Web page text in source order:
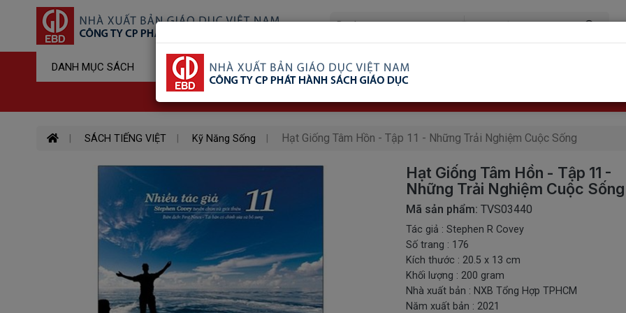
DANH MỤC SÁCH Sản Phẩm Đã Xem Ship COD Trên Toàn Quốc
SÁCH TIẾNG VIỆT Kỹ Năng Sống Hạt Giống Tâm Hồn - Tập 11 - Những Trải Nghiệm Cuộc Sống
Hạt Giống Tâm Hồn - Tập 11 -
Những Trải Nghiệm Cuộc Sống
Mã sản phẩm: TVS03440
Tác giả : Stephen R Covey
Số trang : 176
Kích thước : 20.5 x 13 cm
Khối lượng : 200 gram
Nhà xuất bản : NXB Tổng Hợp TPHCM
Năm xuất bản : 2021